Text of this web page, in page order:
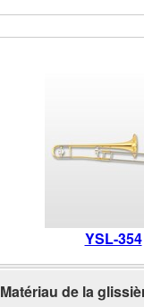
YSL-354
Diamètre de la
Matériau extérieur
Matériau de la